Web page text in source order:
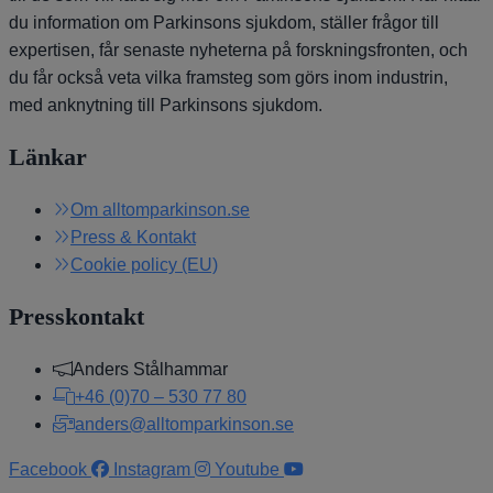
du information om Parkinsons sjukdom, ställer frågor till
expertisen, får senaste nyheterna på forskningsfronten, och
du får också veta vilka framsteg som görs inom industrin,
med anknytning till Parkinsons sjukdom.
Länkar
Om alltomparkinson.se
Press & Kontakt
Cookie policy (EU)
Presskontakt
Anders Stålhammar
+46 (0)70 – 530 77 80
anders@alltomparkinson.se
Facebook Instagram Youtube